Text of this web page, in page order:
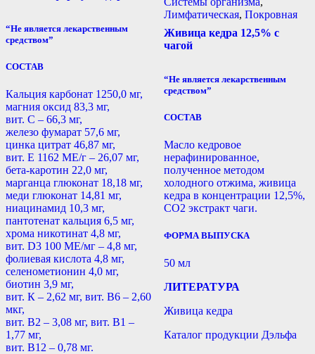
“Не является лекарственным
средством”
СОСТАВ
Кальция карбонат 1250,0 мг,
магния оксид 83,3 мг,
вит. С – 66,3 мг,
железо фумарат 57,6 мг,
цинка цитрат 46,87 мг,
вит. Е 1162 МЕ/г – 26,07 мг,
бета-каротин 22,0 мг,
марганца глюконат 18,18 мг,
меди глюконат 14,81 мг,
ниацинамид 10,3 мг,
пантотенат кальция 6,5 мг,
хрома никотинат 4,8 мг,
вит. D3 100 МЕ/мг – 4,8 мг,
фолиевая кислота 4,8 мг,
селенометионин 4,0 мг,
биотин 3,9 мг,
вит. К – 2,62 мг, вит. B6 – 2,60
мкг,
вит. B2 – 3,08 мг, вит. B1 –
1,77 мг,
вит. B12 – 0,78 мг.
Лимфатическая, Покровная
Живица кедра 12,5% с
чагой
“Не является лекарственным
средством”
СОСТАВ
Масло кедровое
нерафинированное,
полученное методом
холодного отжима, живица
кедра в концентрации 12,5%,
СО2 экстракт чаги.
ФОРМА ВЫПУСКА
50 мл
ЛИТЕРАТУРА
Живица кедра
Каталог продукции Дэльфа